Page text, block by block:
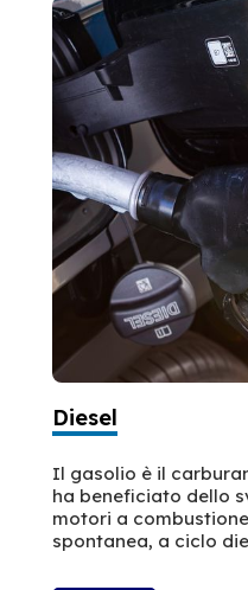
Diesel
Il gasolio è il
ha beneficiato dello
motori a
spontanea, a ciclo